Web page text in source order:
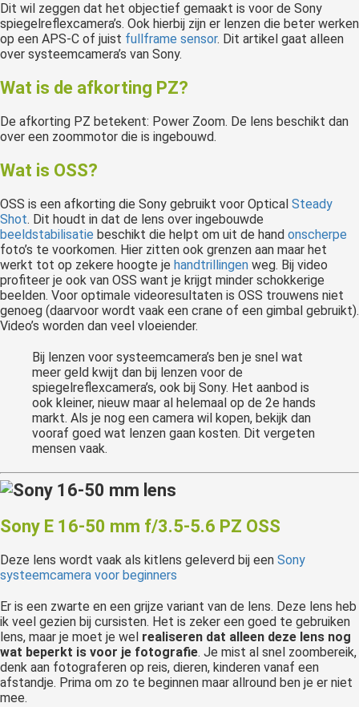
Dit wil zeggen dat het objectief gemaakt is voor de Sony
spiegelreflexcamera’s. Ook hierbij zijn er lenzen die beter werken
op een APS-C of juist fullframe sensor. Dit artikel gaat alleen
over systeemcamera’s van Sony.
Wat is de afkorting PZ?
De afkorting PZ betekent: Power Zoom. De lens beschikt dan
over een zoommotor die is ingebouwd.
Wat is OSS?
OSS is een afkorting die Sony gebruikt voor Optical Steady
Shot. Dit houdt in dat de lens over ingebouwde
beeldstabilisatie beschikt die helpt om uit de hand onscherpe
foto’s te voorkomen. Hier zitten ook grenzen aan maar het
werkt tot op zekere hoogte je handtrillingen weg. Bij video
profiteer je ook van OSS want je krijgt minder schokkerige
beelden. Voor optimale videoresultaten is OSS trouwens niet
genoeg (daarvoor wordt vaak een crane of een gimbal gebruikt).
Video’s worden dan veel vloeiender.
Bij lenzen voor systeemcamera’s ben je snel wat
meer geld kwijt dan bij lenzen voor de
spiegelreflexcamera’s, ook bij Sony. Het aanbod is
ook kleiner, nieuw maar al helemaal op de 2e hands
markt. Als je nog een camera wil kopen, bekijk dan
vooraf goed wat lenzen gaan kosten. Dit vergeten
mensen vaak.
Sony E 16-50 mm f/3.5-5.6 PZ OSS
Deze lens wordt vaak als kitlens geleverd bij een Sony
systeemcamera voor beginners
Er is een zwarte en een grijze variant van de lens. Deze lens heb
ik veel gezien bij cursisten. Het is zeker een goed te gebruiken
lens, maar je moet je wel realiseren dat alleen deze lens nog
wat beperkt is voor je fotografie. Je mist al snel zoombereik,
denk aan fotograferen op reis, dieren, kinderen vanaf een
afstandje. Prima om zo te beginnen maar allround ben je er niet
mee.